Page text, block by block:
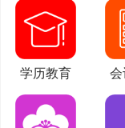
学历教育 会